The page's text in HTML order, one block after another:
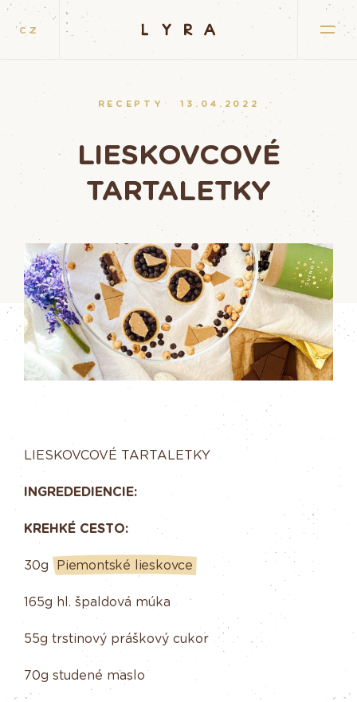
CZ
RECEPTY 13.04.2022
LIESKOVCOVÉ
TARTALETKY
LIESKOVCOVÉ TARTALETKY
INGREDEDIENCIE:
KREHKÉ CESTO:
30g Piemontské lieskovce
165g hl. špaldová múka
55g trstinový práškový cukor
70g studené maslo